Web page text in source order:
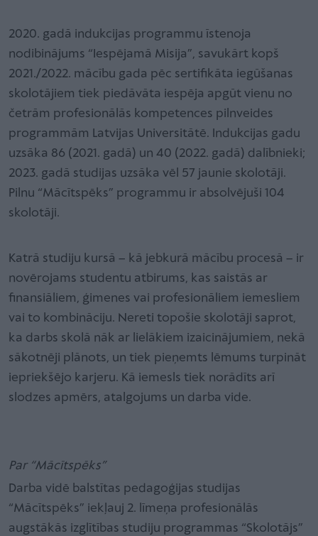
2020. gadā indukcijas programmu īstenoja
nodibinājums “Iespējamā Misija”, savukārt kopš
2021./2022. mācību gada pēc sertifikāta iegūšanas
skolotājiem tiek piedāvāta iespēja apgūt vienu no
četrām profesionālās kompetences pilnveides
programmām Latvijas Universitātē. Indukcijas gadu
uzsāka 86 (2021. gadā) un 40 (2022. gadā) dalībnieki;
2023. gadā studijas uzsāka vēl 57 jaunie skolotāji.
Pilnu “Mācītspēks” programmu ir absolvējuši 104
skolotāji.
Katrā studiju kursā – kā jebkurā mācību procesā – ir
novērojams studentu atbirums, kas saistās ar
finansiāliem, ģimenes vai profesionāliem iemesliem
vai to kombināciju. Nereti topošie skolotāji saprot,
ka darbs skolā nāk ar lielākiem izaicinājumiem, nekā
sākotnēji plānots, un tiek pieņemts lēmums turpināt
iepriekšējo karjeru. Kā iemesls tiek norādīts arī
slodzes apmērs, atalgojums un darba vide.
Par “Mācītspēks”
Darba vidē balstītas pedagoģijas studijas
“Mācītspēks” iekļauj 2. līmeņa profesionālās
augstākās izglītības studiju programmas “Skolotājs”